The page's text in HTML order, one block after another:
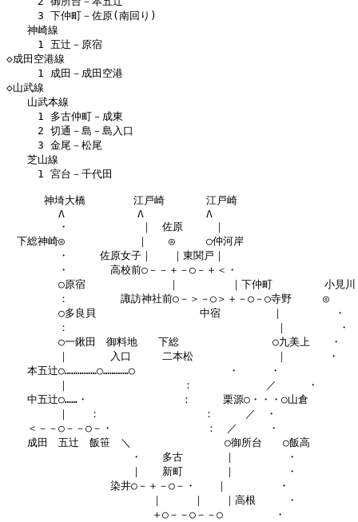
3 下仲町－佐原(南回り)
神崎線
1 五辻－原宿
◇成田空港線
1 成田－成田空港
◇山武線
山武本線
1 多古仲町－成東
2 切通－島－島入口
3 金尾－松尾
芝山線
1 宮台－千代田
神埼大橋 　　　　江戸崎　　　　江戸崎
Λ　　　　　　　Λ　　　　　　Λ
・　　　　　　　｜　佐原　　　｜
下総神崎◎　　　　　　　｜　　◎　　　○仲河岸
・　　　佐原女子｜　　｜東関戸｜
・　　　　高校前○－－＋－○－＋＜・
○原宿　　　　　　　　｜　　　　　｜下仲町　　　　　小見川
：　　　　　諏訪神社前○－＞－○＞＋－○－○寺野　　　◎
○多良貝　　　　　　　　　　中宿　　　　　｜　　　　　・
：　　　　　　　　　　　　　　　　　　　　｜　　　　　・
○一鍬田　御料地　　下総　　　　　　　　　○九美上　　・
｜　　　　入口　　　二本松　　　　　　　　｜　　　　・
本五辻○……………○…………○　　　　　　　　　・　　　・
｜　　　　　　　　　　　：　　　　　　　／　　　・
中五辻○……・　　　　　　　　　：　　　栗源○・・・○山倉
｜　　：　　　　　　　　　　：　　　／　・
＜－－○－－○－・　　　　　　　　　：　／　　　・
成田　五辻　飯笹　＼　　　　　　　　　○御所台　　○飯高
・　　多古　　　　｜　　　　　・
｜　　新町　　　　｜　　　　　・
染井○－＋－○－・　　｜　　　　　・
｜　　　｜　　｜高根　　　・
＋○－－○－－○　　　　　・